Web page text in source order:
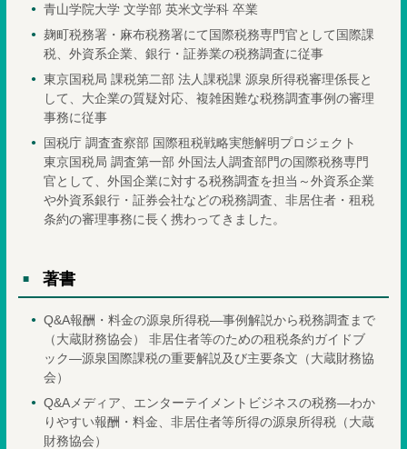
青山学院大学 文学部 英米文学科 卒業
麹町税務署・麻布税務署にて国際税務専門官として国際課
税、外資系企業、銀行・証券業の税務調査に従事
東京国税局 課税第二部 法人課税課 源泉所得税審理係長と
して、大企業の質疑対応、複雑困難な税務調査事例の審理
事務に従事
国税庁 調査査察部 国際租税戦略実態解明プロジェクト
東京国税局 調査第一部 外国法人調査部門の国際税務専門
官として、外国企業に対する税務調査を担当～外資系企業
や外資系銀行・証券会社などの税務調査、非居住者・租税
条約の審理事務に長く携わってきました。
著書
Q&A報酬・料金の源泉所得税―事例解説から税務調査まで
（大蔵財務協会） 非居住者等のための租税条約ガイドブ
ック―源泉国際課税の重要解説及び主要条文（大蔵財務協
会）
Q&Aメディア、エンターテイメントビジネスの税務―わか
りやすい報酬・料金、非居住者等所得の源泉所得税（大蔵
財務協会）